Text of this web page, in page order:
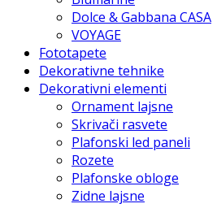
Dolce & Gabbana CASA
VOYAGE
Fototapete
Dekorativne tehnike
Dekorativni elementi
Ornament lajsne
Skrivači rasvete
Plafonski led paneli
Rozete
Plafonske obloge
Zidne lajsne